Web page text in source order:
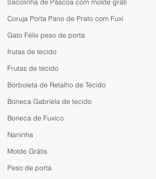
Sacolinha de Páscoa com molde gráti
Coruja Porta Pano de Prato com Fuxi
Gato Félix peso de porta
frutas de tecido
Frutas de tecido
Borboleta de Retalho de Tecido
Boneca Gabriela de tecido
Boneca de Fuxico
Naninha
Molde Grátis
Peso de porta